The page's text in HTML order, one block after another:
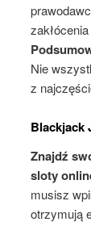
Nie
z
Blackjack
Znajdź
sloty
musisz
otrzymują